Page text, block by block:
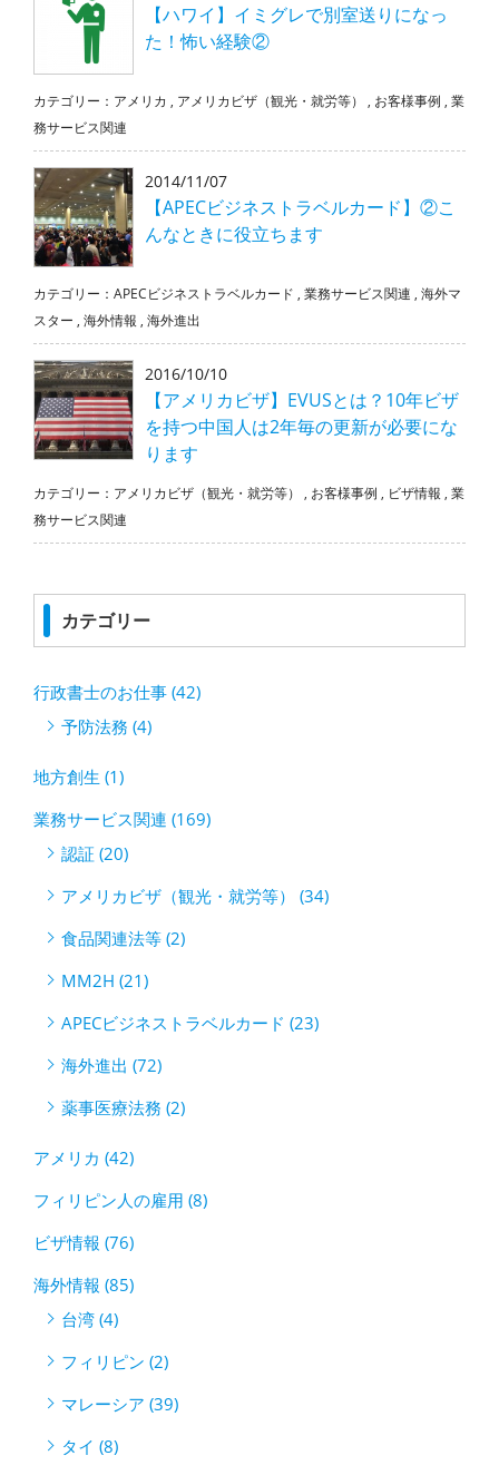
【ハワイ】イミグレで別室送りになっ
た！怖い経験②
カテゴリー： アメリカ , アメリカビザ（観光・就労等） , お客様事例 , 業
務サービス関連
2014/11/07
【APECビジネストラベルカード】②こ
んなときに役立ちます
カテゴリー： APECビジネストラベルカード , 業務サービス関連 , 海外マ
スター , 海外情報 , 海外進出
2016/10/10
【アメリカビザ】EVUSとは？10年ビザ
を持つ中国人は2年毎の更新が必要にな
ります
カテゴリー： アメリカビザ（観光・就労等） , お客様事例 , ビザ情報 , 業
務サービス関連
カテゴリー
行政書士のお仕事 (42)
予防法務 (4)
地方創生 (1)
業務サービス関連 (169)
認証 (20)
アメリカビザ（観光・就労等） (34)
食品関連法等 (2)
MM2H (21)
APECビジネストラベルカード (23)
海外進出 (72)
薬事医療法務 (2)
アメリカ (42)
フィリピン人の雇用 (8)
ビザ情報 (76)
海外情報 (85)
台湾 (4)
フィリピン (2)
マレーシア (39)
タイ (8)